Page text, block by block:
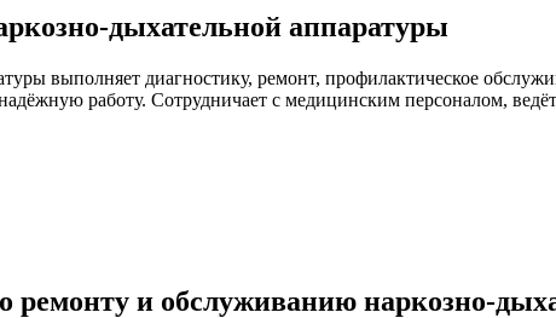
ды­хатель­ной ап­па­рату­ры
выполняет диагностику, ремонт, профилактическое
работу. Сотрудничает с медицинским персоналом,
и обслуживанию наркозно-